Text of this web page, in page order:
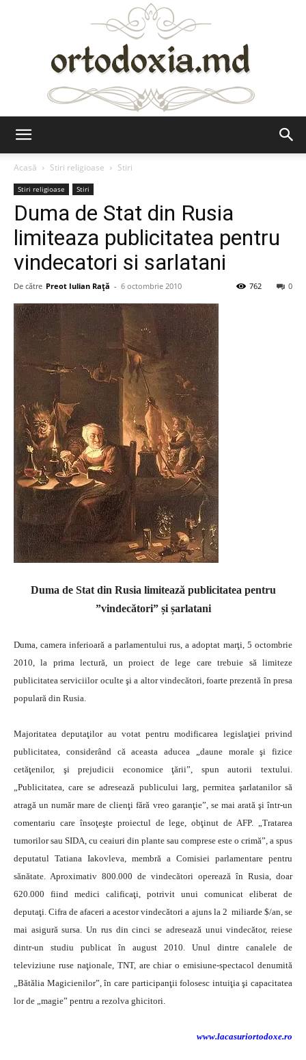
Acasă
Stiri religioase Stiri
Stiri religioase Stiri
Duma de Stat din Rusia
limiteaza publicitatea pentru
vindecatori si sarlatani
De către Preot Iulian Raţă - 6 octombrie 2010 0
762
Duma de Stat din Rusia limitează publicitatea pentru
”vindecători” și șarlatani
Duma, camera inferioară a parlamentului rus, a adoptat marţi, 5 octombrie
2010, la prima lectură, un proiect de lege care trebuie să limiteze
publicitatea serviciilor oculte şi a altor vindecători, foarte prezentă în presa
populară din Rusia.
Majoritatea deputaţilor au votat pentru modificarea legislaţiei privind
publicitatea, considerând că aceasta aducea „daune morale şi fizice
cetăţenilor, şi prejudicii economice ţării”, spun autorii textului.
„Publicitatea, care se adresează publicului larg, permitea şarlatanilor să
atragă un număr mare de clienţi fără vreo garanţie”, se mai arată şi într-un
comentariu care însoţeşte proiectul de lege, obţinut de AFP. „Tratarea
tumorilor sau SIDA, cu ceaiuri din plante sau comprese este o crimă”, a spus
deputatul Tatiana Iakovleva, membră a Comisiei parlamentare pentru
sănătate. Aproximativ 800.000 de vindecători operează în Rusia, doar
620.000 fiind medici calificaţi, potrivit unui comunicat eliberat de
deputaţi. Cifra de afaceri a acestor vindecători a ajuns la 2 miliarde $/an, se
mai asigură sursa. Un rus din cinci se adresează unui vindecător, reiese
dintr-un studiu publicat în august 2010. Unul dintre canalele de
televiziune ruse naţionale, TNT, are chiar o emisiune-spectacol denumită
„Bătălia Magicienilor”, în care participanţii folosesc intuiţia şi capacitatea
lor de „magie” pentru a rezolva ghicitori.
www.lacasuriortodoxe.ro